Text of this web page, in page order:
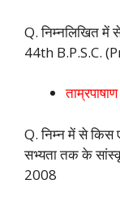
Q. निम्नलिखित में
44th B.P.S.C.
Q. निम्न में से किस
सभ्यता तक के
2008